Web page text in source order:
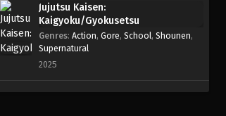
Jujutsu Kaisen:
Kaigyoku/Gyokusetsu
Genres: Action, Gore, School, Shounen,
Supernatural
2025